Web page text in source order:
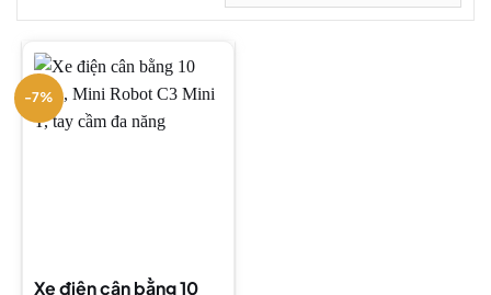
-7%
Xe điện cân bằng 10